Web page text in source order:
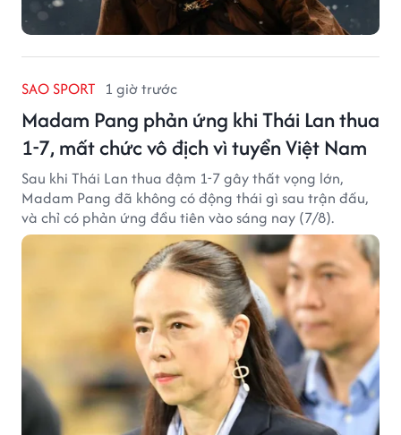
SAO SPORT 1 giờ trước
Madam Pang phản ứng khi Thái Lan thua
1-7, mất chức vô địch vì tuyển Việt Nam
Sau khi Thái Lan thua đậm 1-7 gây thất vọng lớn,
Madam Pang đã không có động thái gì sau trận đấu,
và chỉ có phản ứng đầu tiên vào sáng nay (7/8).